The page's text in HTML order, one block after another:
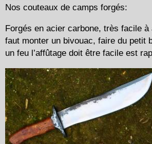
Nos couteaux de camps forgés:
Forgés en acier carbone, très facile à
faut monter un bivouac, faire du petit
un feu l’affûtage doit être facile est